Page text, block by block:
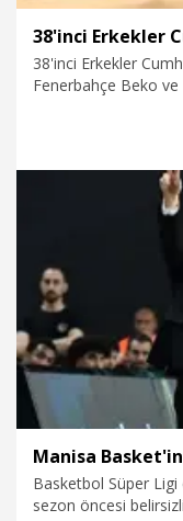
38'inci Erkekler
Fenerbahçe Beko
Manisa
Basketbol Süper
sezon öncesi